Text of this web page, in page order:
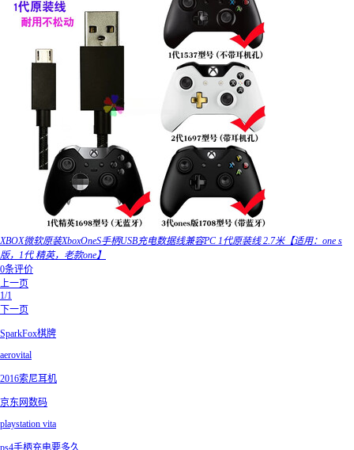
XBOX微软原装XboxOneS手柄USB充电数据线兼容PC 1代原装线 2.7米【适用：one s
版，1代 精英，老款one】
0条评价
上一页
1/1
下一页
SparkFox棋牌
aerovital
2016索尼耳机
京东网数码
playstation vita
ps4手柄充电要多久